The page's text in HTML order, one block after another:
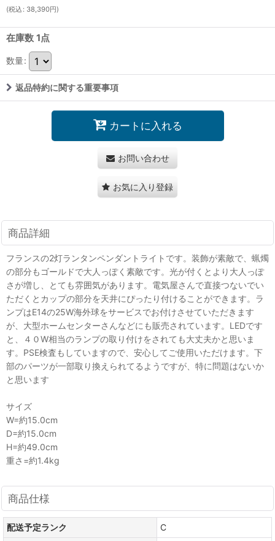
(税込 : 38,390円)
在庫数 1点
数量:
返品特約に関する重要事項
カートに入れる
お問い合わせ
お気に入り登録
商品詳細
フランスの2灯ランタンペンダントライトです。装飾が素敵で、蝋燭
の部分もゴールドで大人っぽく素敵です。光が付くとより大人っぽ
さが増し、とても雰囲気があります。電気屋さんで直接つないでい
ただくとカップの部分を天井にぴったり付けることができます。ラ
ンプはE14の25W海外球をサービスでお付けさせていただきます
が、大型ホームセンターさんなどにも販売されています。LEDです
と、４０W相当のランプの取り付けをされても大丈夫かと思いま
す。PSE検査もしていますので、安心してご使用いただけます。下
部のパーツが一部取り換えられてるようですが、特に問題はないか
と思います
サイズ
W=約15.0cm
D=約15.0cm
H=約49.0cm
重さ=約1.4kg
商品仕様
配送予定ランク
C